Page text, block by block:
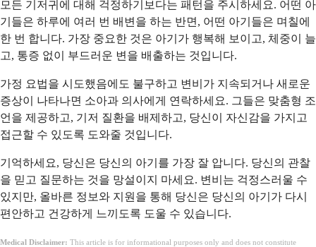
모든 기저귀에 대해 걱정하기보다는 패턴을 주시하세요. 어떤 아
기들은 하루에 여러 번 배변을 하는 반면, 어떤 아기들은 며칠에
한 번 합니다. 가장 중요한 것은 아기가 행복해 보이고, 체중이 늘
고, 통증 없이 부드러운 변을 배출하는 것입니다.
가정 요법을 시도했음에도 불구하고 변비가 지속되거나 새로운
증상이 나타나면 소아과 의사에게 연락하세요. 그들은 맞춤형 조
언을 제공하고, 기저 질환을 배제하고, 당신이 자신감을 가지고
접근할 수 있도록 도와줄 것입니다.
기억하세요, 당신은 당신의 아기를 가장 잘 압니다. 당신의 관찰
을 믿고 질문하는 것을 망설이지 마세요. 변비는 걱정스러울 수
있지만, 올바른 정보와 지원을 통해 당신은 당신의 아기가 다시
편안하고 건강하게 느끼도록 도울 수 있습니다.
Medical Disclaimer: This article is for informational purposes only and does not constitute